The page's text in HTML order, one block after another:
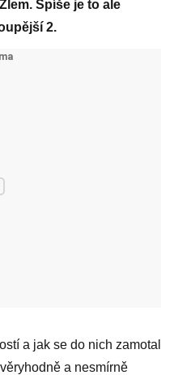
Spíše je to ale
2.
a jak se do nich zamotal
a nesmírně